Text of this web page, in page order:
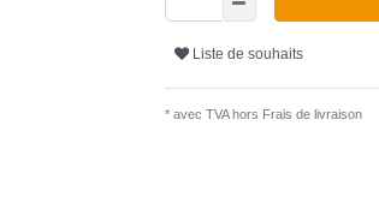
Liste de souhaits
* avec TVA hors Frais de livraison